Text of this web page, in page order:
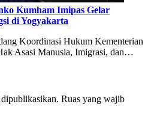
Kumham Imipas Gelar
di Yogyakarta
Koordinasi Hukum Kementerian
Asasi Manusia, Imigrasi, dan…
Ruas yang wajib